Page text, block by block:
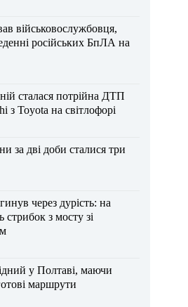
військовослужбовця,
російських БпЛА на
сталася потрійна ДТП
з Toyota на світлофорі
за дві доби сталися три
через дурість: на
з мосту зі
у Полтаві, маючи
маршрути